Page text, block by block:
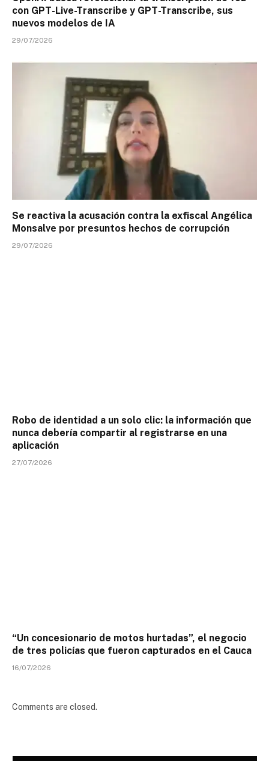
con GPT-Live-Transcribe y GPT-Transcribe, sus
nuevos modelos de IA
29/07/2026
Se reactiva la acusación contra la exfiscal Angélica
Monsalve por presuntos hechos de corrupción
29/07/2026
Robo de identidad a un solo clic: la información que
nunca debería compartir al registrarse en una
aplicación
27/07/2026
“Un concesionario de motos hurtadas”, el negocio
de tres policías que fueron capturados en el Cauca
16/07/2026
Comments are closed.